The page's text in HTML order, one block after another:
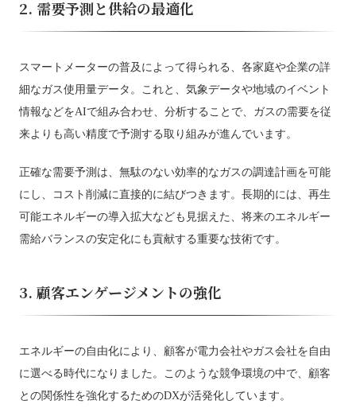
2. 需要予測と供給の最適化
スマートメーターの普及によって得られる、各家庭や企業の詳
細なガス使用量データ。これと、気象データや地域のイベント
情報などをAIで組み合わせ、分析することで、ガスの需要を従
来よりも高い精度で予測する取り組みが進んでいます。
正確な需要予測は、無駄のない効率的なガスの調達計画を可能
にし、コスト削減に直接的に結びつきます。長期的には、再生
可能エネルギーの導入拡大なども見据えた、将来のエネルギー
需給バランスの安定化にも貢献する重要な技術です。
3. 顧客エンゲージメントの強化
エネルギーの自由化により、顧客が電力会社やガス会社を自由
に選べる時代になりました。このような競争環境の中で、顧客
との関係性を強化するためのDXが活発化しています。